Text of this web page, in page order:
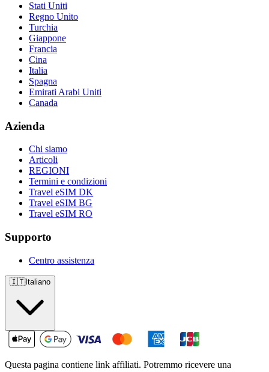
Stati Uniti
Regno Unito
Turchia
Giappone
Francia
Cina
Italia
Spagna
Emirati Arabi Uniti
Canada
Azienda
Chi siamo
Articoli
REGIONI
Termini e condizioni
Travel eSIM DK
Travel eSIM BG
Travel eSIM RO
Supporto
Centro assistenza
🇮🇹Italiano
Questa pagina contiene link affiliati. Potremmo ricevere una